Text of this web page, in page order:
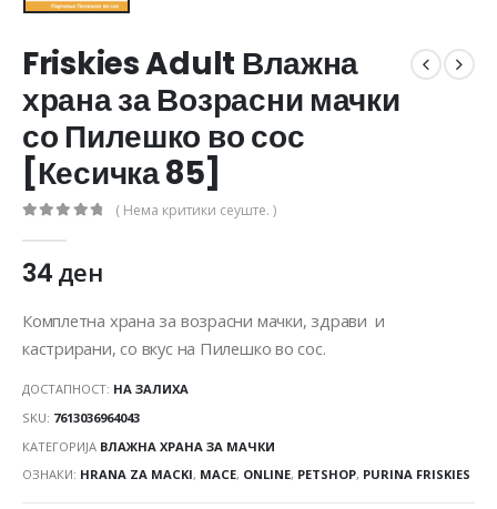
Friskies Adult Влажна
храна за Возрасни мачки
со Пилешко во сос
[Кесичка 85]
( Нема критики сеуште. )
34ден
Комплетна храна за возрасни мачки, здрави и
кастрирани, со вкус на Пилешко во сос.
ДОСТАПНОСТ: НА ЗАЛИХА
SKU: 7613036964043
КАТЕГОРИЈА ВЛАЖНА ХРАНА ЗА МАЧКИ
ОЗНАКИ: HRANA ZA MACKI, MACE, ONLINE, PETSHOP, PURINA FRISKIES